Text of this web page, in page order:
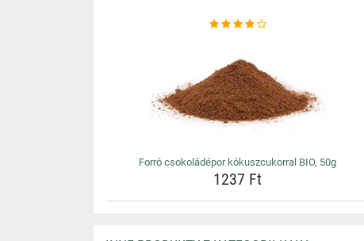
Forró csokoládépor kókuszcukorral BIO, 50g
1237 Ft